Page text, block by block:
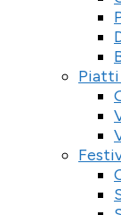
Piatti